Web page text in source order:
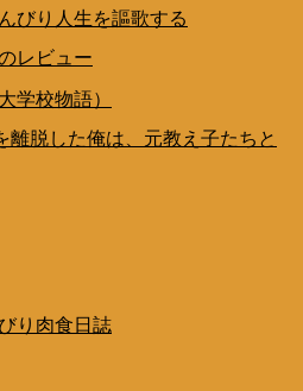
びり人生を謳歌する
レビュー
学校物語）
離脱した俺は、元教え子たちと
り肉食日誌